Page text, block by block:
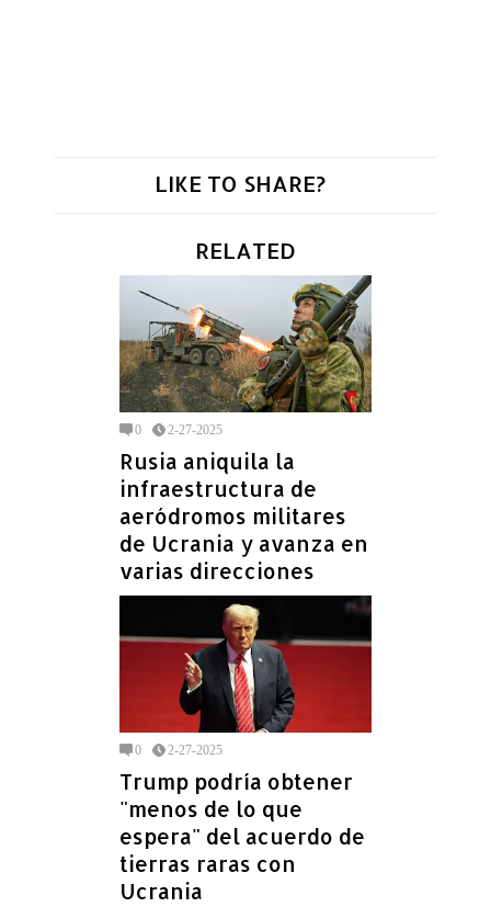
LIKE TO SHARE?
RELATED
0 2-27-2025
Rusia aniquila la
infraestructura de
aeródromos militares
de Ucrania y avanza en
varias direcciones
0 2-27-2025
Trump podría obtener
"menos de lo que
espera" del acuerdo de
tierras raras con
Ucrania